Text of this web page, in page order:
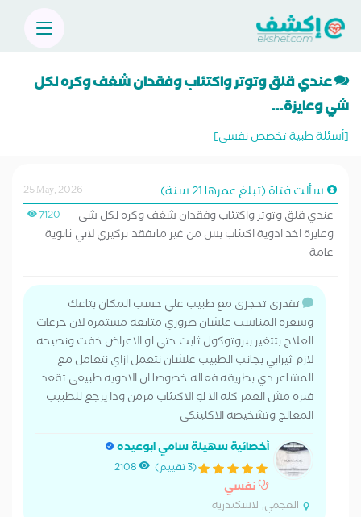
عندي قلق وتوتر واكتئاب وفقدان شغف وكره لكل
شي وعايزة...
[أسئلة طبية تخصص نفسي]
سألت فتاة (تبلغ عمرها 21 سنة)
25 May, 2026
7120
عندي قلق وتوتر واكتئاب وفقدان شغف وكره لكل شي
وعايزة اخد ادوية اكتئاب بس من غير ماتفقد تركيزي لاني ثانوية
عامة
تقدري تحجزي مع طبيب علي حسب المكان بتاعك
وسعره المناسب علشان ضروري متابعه مستمره لان جرعات
العلاج بتتغير ببروتوكول ثابت حتي لو الاعراض خفت ونصيحه
لازم ثيرابي بجانب الطبيب علشان نتعمل ازاي نتعامل مع
المشاعر دي بطريقه فعاله خصوصا ان الادويه طبيعي تقعد
فتره مش العمر كله الا لو الاكتئاب مزمن ودا يرجع للطبيب
المعالج وتشخيصه الاكلينكي
أخصائية سهيلة سامي ابوعيده
(3 تقييم) 2108
نفسي
العجمي, الاسكندرية